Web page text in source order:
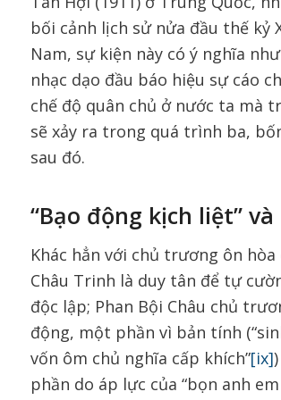
bối cảnh lịch sử nửa đầu thế kỷ
Nam, sự kiện này có ý nghĩa
nhạc dạo đầu báo hiệu sự cáo
chế độ quân chủ ở nước ta mà
sẽ xảy ra trong quá trình ba,
sau đó.
“Bạo động kịch liệt”
Khác hẳn với chủ trương ôn hòa
Châu Trinh là duy tân để tự
độc lập; Phan Bội Châu chủ
động, một phần vì bản tính
vốn ôm chủ nghĩa cấp khích”[ix]
phần do áp lực của “bọn anh